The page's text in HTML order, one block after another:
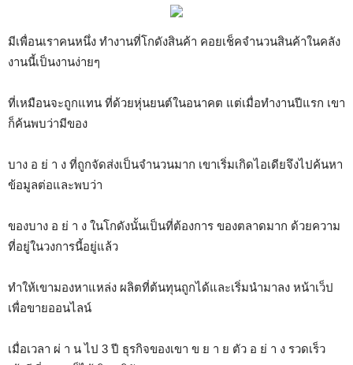
มีเพื่อนเราคนหนึ่ง ทำงานที่โกดังสินค้า คอยเช็คจำนวนสินค้าในคลัง
งานนี้เป็นงานง่ายๆ
ที่เหมือนจะถูกแทน ที่ด้วยหุ่นยนต์ในอนาคต แต่เมื่อทำงานปีแรก เขา
ก็ค้นพบว่ามีของ
บาง อ ย่ า ง ที่ถูกจัดส่งเป็นจำนวนมาก เขาเริ่มเกิดไอเดียจึงไปค้นหา
ข้อมูลต่อและพบว่า
ของบาง อ ย่ า ง ในโกดังนั้นเป็นที่ต้องการ ของตลาดมาก ด้วยความ
ที่อยู่ในวงการนี้อยู่แล้ว
ทำให้เขามองหาแหล่ง ผลิตที่ต้นทุนถูกได้และเริ่มนำมาลง หน้าเว็ป
เพื่อขายออนไลน์
เมื่อเวลา ผ่ า น ไป 3 ปี ธุรกิจของเขา ข ย า ย ตัว อ ย่ า ง รวดเร็ว